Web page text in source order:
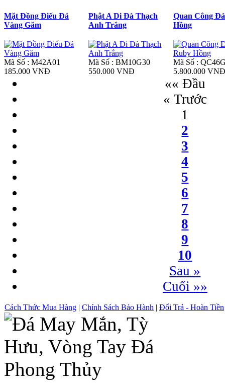
Mặt Đồng Điếu Đá
Vàng Găm
Mã Số : M42A01
185.000 VNĐ
Phật A Di Đà Thạch
Anh Trắng
Mã Số : BM10G30
550.000 VNĐ
Quan Công
Hồng
Mã Số :
5.800.000 VNĐ
«« Đầu
« Trước
1
2
3
4
5
6
7
8
9
10
Sau »
Cuối »»
Cách Thức Mua Hàng | Chính Sách Bảo Hành | Đổi Trả - Hoàn Tiền